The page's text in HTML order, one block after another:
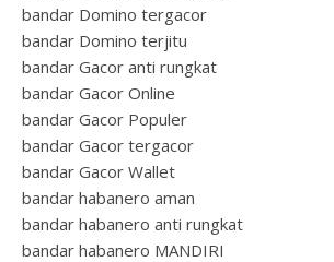
bandar Domino tergacor
bandar Domino terjitu
bandar Gacor anti rungkat
bandar Gacor Online
bandar Gacor Populer
bandar Gacor tergacor
bandar Gacor Wallet
bandar habanero aman
bandar habanero anti rungkat
bandar habanero MANDIRI